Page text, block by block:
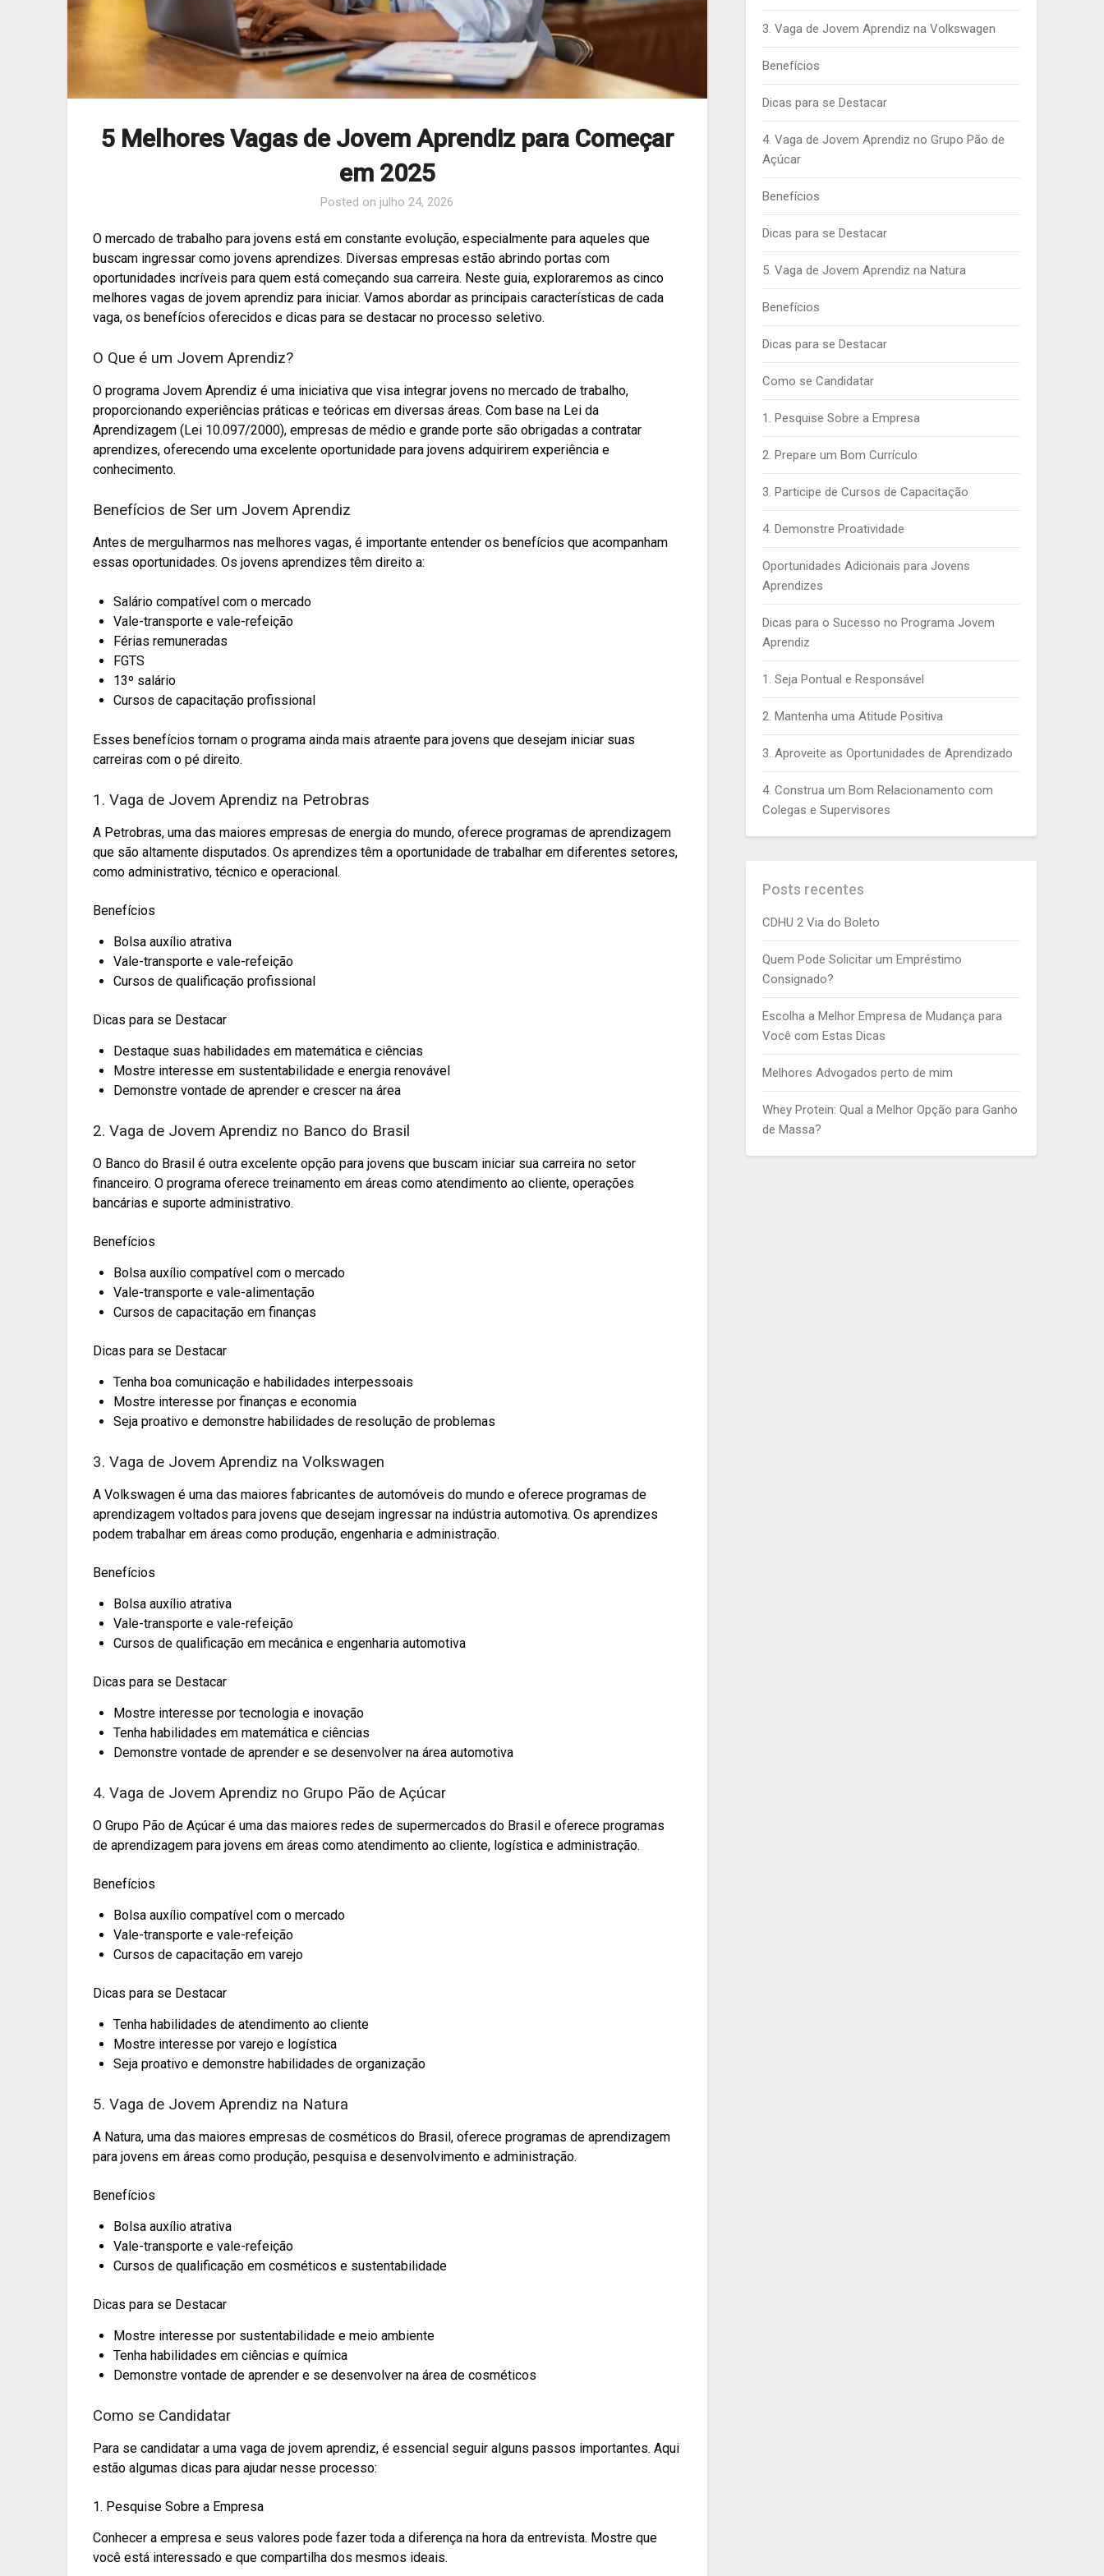
5 Melhores Vagas de Jovem Aprendiz para Começar
em 2025
Posted on julho 24, 2026
O mercado de trabalho para jovens está em constante evolução, especialmente para aqueles que
buscam ingressar como jovens aprendizes. Diversas empresas estão abrindo portas com
oportunidades incríveis para quem está começando sua carreira. Neste guia, exploraremos as cinco
melhores vagas de jovem aprendiz para iniciar. Vamos abordar as principais características de cada
vaga, os benefícios oferecidos e dicas para se destacar no processo seletivo.
O Que é um Jovem Aprendiz?
O programa Jovem Aprendiz é uma iniciativa que visa integrar jovens no mercado de trabalho,
proporcionando experiências práticas e teóricas em diversas áreas. Com base na Lei da
Aprendizagem (Lei 10.097/2000), empresas de médio e grande porte são obrigadas a contratar
aprendizes, oferecendo uma excelente oportunidade para jovens adquirirem experiência e
conhecimento.
Benefícios de Ser um Jovem Aprendiz
Antes de mergulharmos nas melhores vagas, é importante entender os benefícios que acompanham
essas oportunidades. Os jovens aprendizes têm direito a:
Salário compatível com o mercado
Vale-transporte e vale-refeição
Férias remuneradas
FGTS
13º salário
Cursos de capacitação profissional
Esses benefícios tornam o programa ainda mais atraente para jovens que desejam iniciar suas
carreiras com o pé direito.
1. Vaga de Jovem Aprendiz na Petrobras
A Petrobras, uma das maiores empresas de energia do mundo, oferece programas de aprendizagem
que são altamente disputados. Os aprendizes têm a oportunidade de trabalhar em diferentes setores,
como administrativo, técnico e operacional.
Benefícios
Bolsa auxílio atrativa
Vale-transporte e vale-refeição
Cursos de qualificação profissional
Dicas para se Destacar
Destaque suas habilidades em matemática e ciências
Mostre interesse em sustentabilidade e energia renovável
Demonstre vontade de aprender e crescer na área
2. Vaga de Jovem Aprendiz no Banco do Brasil
O Banco do Brasil é outra excelente opção para jovens que buscam iniciar sua carreira no setor
financeiro. O programa oferece treinamento em áreas como atendimento ao cliente, operações
bancárias e suporte administrativo.
Benefícios
Bolsa auxílio compatível com o mercado
Vale-transporte e vale-alimentação
Cursos de capacitação em finanças
Dicas para se Destacar
Tenha boa comunicação e habilidades interpessoais
Mostre interesse por finanças e economia
Seja proativo e demonstre habilidades de resolução de problemas
3. Vaga de Jovem Aprendiz na Volkswagen
A Volkswagen é uma das maiores fabricantes de automóveis do mundo e oferece programas de
aprendizagem voltados para jovens que desejam ingressar na indústria automotiva. Os aprendizes
podem trabalhar em áreas como produção, engenharia e administração.
Benefícios
Bolsa auxílio atrativa
Vale-transporte e vale-refeição
Cursos de qualificação em mecânica e engenharia automotiva
Dicas para se Destacar
Mostre interesse por tecnologia e inovação
Tenha habilidades em matemática e ciências
Demonstre vontade de aprender e se desenvolver na área automotiva
4. Vaga de Jovem Aprendiz no Grupo Pão de Açúcar
O Grupo Pão de Açúcar é uma das maiores redes de supermercados do Brasil e oferece programas
de aprendizagem para jovens em áreas como atendimento ao cliente, logística e administração.
Benefícios
Bolsa auxílio compatível com o mercado
Vale-transporte e vale-refeição
Cursos de capacitação em varejo
Dicas para se Destacar
Tenha habilidades de atendimento ao cliente
Mostre interesse por varejo e logística
Seja proativo e demonstre habilidades de organização
5. Vaga de Jovem Aprendiz na Natura
A Natura, uma das maiores empresas de cosméticos do Brasil, oferece programas de aprendizagem
para jovens em áreas como produção, pesquisa e desenvolvimento e administração.
Benefícios
Bolsa auxílio atrativa
Vale-transporte e vale-refeição
Cursos de qualificação em cosméticos e sustentabilidade
Dicas para se Destacar
Mostre interesse por sustentabilidade e meio ambiente
Tenha habilidades em ciências e química
Demonstre vontade de aprender e se desenvolver na área de cosméticos
Como se Candidatar
Para se candidatar a uma vaga de jovem aprendiz, é essencial seguir alguns passos importantes. Aqui
estão algumas dicas para ajudar nesse processo:
1. Pesquise Sobre a Empresa
Conhecer a empresa e seus valores pode fazer toda a diferença na hora da entrevista. Mostre que
você está interessado e que compartilha dos mesmos ideais.
3. Vaga de Jovem Aprendiz na Volkswagen
Benefícios
Dicas para se Destacar
4. Vaga de Jovem Aprendiz no Grupo Pão de
Açúcar
Benefícios
Dicas para se Destacar
5. Vaga de Jovem Aprendiz na Natura
Benefícios
Dicas para se Destacar
Como se Candidatar
1. Pesquise Sobre a Empresa
2. Prepare um Bom Currículo
3. Participe de Cursos de Capacitação
4. Demonstre Proatividade
Oportunidades Adicionais para Jovens
Aprendizes
Dicas para o Sucesso no Programa Jovem
Aprendiz
1. Seja Pontual e Responsável
2. Mantenha uma Atitude Positiva
3. Aproveite as Oportunidades de Aprendizado
4. Construa um Bom Relacionamento com
Colegas e Supervisores
Posts recentes
CDHU 2 Via do Boleto
Quem Pode Solicitar um Empréstimo
Consignado?
Escolha a Melhor Empresa de Mudança para
Você com Estas Dicas
Melhores Advogados perto de mim
Whey Protein: Qual a Melhor Opção para Ganho
de Massa?